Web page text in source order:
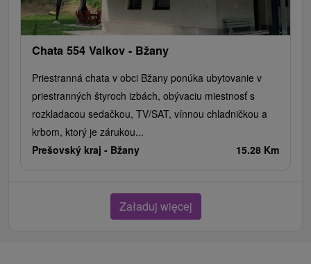
Chata 554 Valkov - Bžany
Priestranná chata v obci Bžany ponúka ubytovanie v
priestranných štyroch izbách, obývaciu miestnosť s
rozkladacou sedačkou, TV/SAT, vínnou chladničkou a
krbom, ktorý je zárukou...
Prešovský kraj - Bžany 15.28 Km
Załaduj więcej